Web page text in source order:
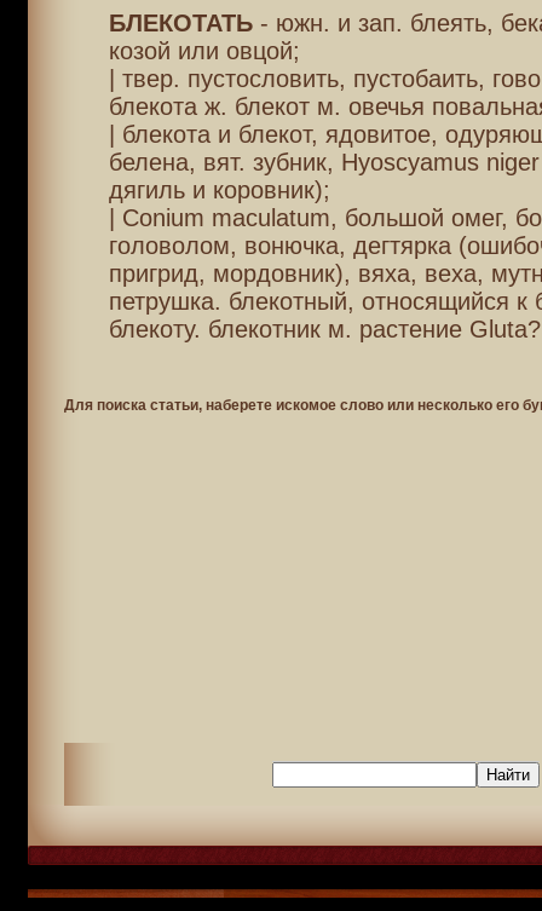
БЛЕКОТАТЬ- южн. и зап. блеять,
козой или овцой;
| твер. пустословить, пустобаить,
блекота ж. блекот м. овечья
| блекота и блекот, ядовитое,
белена, вят. зубник, Hyoscyamus
дягиль и коровник);
| Conium maculatum, большой омег,
головолом, вонючка, дегтярка
пригрид, мордовник), вяха, веха,
петрушка. блекотный, относящийся к
блекоту. блекотник м. растение Gluta?
Для поиска статьи, наберете искомое слово или несколько его